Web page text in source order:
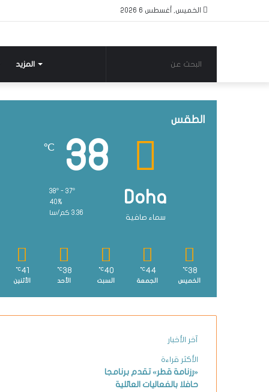
الخميس, أغسطس 6 2026
المزيد البحث
عن
الطقس
Doha
سماء صافية
38
℃
38º - 37º
40%
3.36 كم/سا
38
℃
الخميس
44
℃
الجمعة
40
℃
السبت
38
℃
الأحد
41
℃
الأثنين
آخر الأخبار
الأكثر قراءة
«رزنامة قطر» تقدم برنامجا
حافلا بالفعاليات العائلية